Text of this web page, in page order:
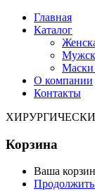
Главная
Каталог
О компании
Контакты
Корзина
Ваша